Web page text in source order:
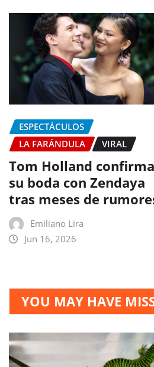
ESPECTÁCULOS
LA FARÁNDULA
VIRAL
Tom Holland confirma
su boda con Zendaya
tras meses de
Emiliano Lira
Jun 16, 2026
YOU MAY HAVE